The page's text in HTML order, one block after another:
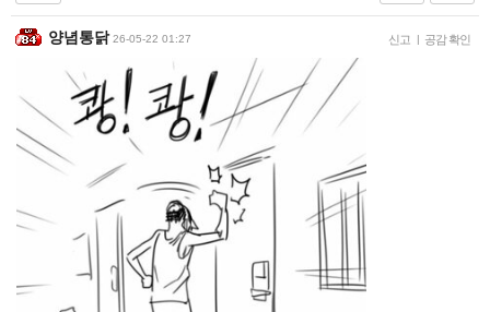
양념통닭 26-05-22 01:27 신고 | 공감 확인